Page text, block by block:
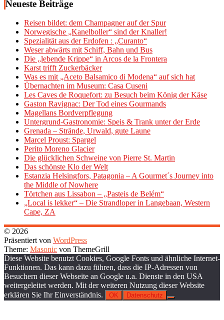
Neueste Beiträge
Reisen bildet: dem Champagner auf der Spur
Norwegische „Kanelboller“ sind der Knaller!
Spezialität aus der Erdofen : „Curanto“
Weser abwärts mit Schiff, Bahn und Bus
Die „lebende Krippe“ in Arcos de la Frontera
Karst trifft Zuckerbäcker
Was es mit „Aceto Balsamico di Modena“ auf sich hat
Übernachten im Museum: Casa Cuseni
Les Caves de Roquefort: zu Besuch beim König der Käse
Gaston Ravignac: Der Tod eines Gourmands
Magellans Bordverpflegung
Untergrund-Gastronomie: Speis & Trank unter der Erde
Grenada – Strände, Urwald, gute Laune
Marcel Proust: Spargel
Perito Moreno Glacier
Die glücklichen Schweine von Pierre St. Martin
Das schönste Klo der Welt
Estanzia Helsingfors, Patagonia – A Gourmet´s Journey into
the Middle of Nowhere
Törtchen aus Lissabon – „Pasteis de Belém“
„Local is lekker“ – Die Strandloper in Langebaan, Western
Cape, ZA
© 2026
Präsentiert von WordPress
Theme: Masonic von ThemeGrill
Diese Website benutzt Cookies, Google Fonts und ähnliche Internet-
Funktionen. Das kann dazu führen, dass die IP-Adressen von
Besuchern dieser Webseite an Google u.a. Dienste in den USA
weitergeleitet werden. Mit der weiteren Nutzung dieser Website
erklären Sie Ihr Einverständnis.
OK Datenschutz